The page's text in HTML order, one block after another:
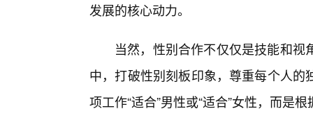
发展的核心动力。
当然，性别合作不仅仅是技能和
中，打破性别刻板印象，尊重每个人
项工作“适合”男性或“适合”女性，而是